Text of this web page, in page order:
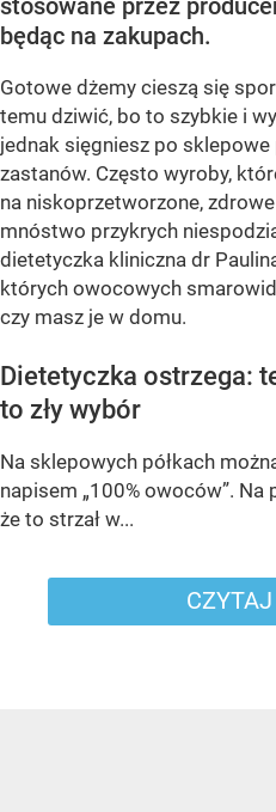
stosowane przez
będąc na zakupach.
Gotowe dżemy cieszą się
temu dziwić, bo to szybkie i
jednak sięgniesz po
zastanów. Często wyroby,
na niskoprzetworzone,
mnóstwo przykrych
dietetyczka kliniczna dr
których owocowych
czy masz je w domu.
Dietetyczka ostrzega:
to zły wybór
Na sklepowych półkach
napisem „100% owoców”.
że to strzał w...